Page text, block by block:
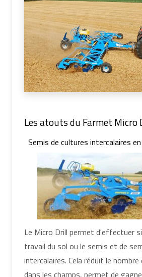
Les atouts du Farmet Micro
Semis de cultures intercalaires
Le Micro Drill permet d'effectuer
travail du sol ou le semis et de
intercalaires. Cela réduit le
dans les champs, permet de